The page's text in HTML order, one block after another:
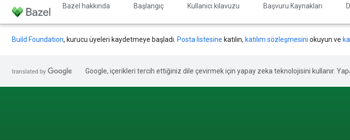
Bazel hakkında Başlangıç Kullanıcı kılavuzu Başvuru Kaynakları
Build Foundation, kurucu üyeleri kaydetmeye başladı. Posta listesine katılın, katılım sözleşmesini okuyun ve
Google, içerikleri tercih ettiğiniz dile çevirmek için yapay zeka teknolojisini kullanır.